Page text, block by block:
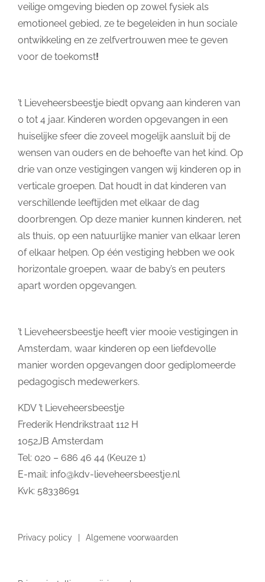
veilige omgeving bieden op zowel fysiek als
emotioneel gebied, ze te begeleiden in hun sociale
ontwikkeling en ze zelfvertrouwen mee te geven
voor de toekomst!
’t Lieveheersbeestje biedt opvang aan kinderen van
0 tot 4 jaar. Kinderen worden opgevangen in een
huiselijke sfeer die zoveel mogelijk aansluit bij de
wensen van ouders en de behoefte van het kind. Op
drie van onze vestigingen vangen wij kinderen op in
verticale groepen. Dat houdt in dat kinderen van
verschillende leeftijden met elkaar de dag
doorbrengen. Op deze manier kunnen kinderen, net
als thuis, op een natuurlijke manier van elkaar leren
of elkaar helpen. Op één vestiging hebben we ook
horizontale groepen, waar de baby’s en peuters
apart worden opgevangen.
’t Lieveheersbeestje heeft vier mooie vestigingen in
Amsterdam, waar kinderen op een liefdevolle
manier worden opgevangen door gediplomeerde
pedagogisch medewerkers.
KDV ’t Lieveheersbeestje
Frederik Hendrikstraat 112 H
1052JB Amsterdam
Tel: 020 – 686 46 44 (Keuze 1)
E-mail: info@kdv-lieveheersbeestje.nl
Kvk: 58338691
Privacy policy Algemene voorwaarden